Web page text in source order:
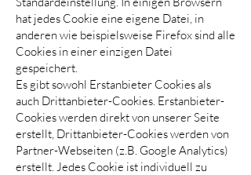
hat jedes Cookie eine eigene Datei, in
anderen wie beispielsweise Firefox sind alle
Cookies in einer einzigen Datei
gespeichert.
Es gibt sowohl Erstanbieter Cookies als
auch Drittanbieter-Cookies. Erstanbieter-
Cookies werden direkt von unserer Seite
erstellt, Drittanbieter-Cookies werden von
Partner-Webseiten (z.B. Google Analytics)
erstellt. Jedes Cookie ist individuell zu